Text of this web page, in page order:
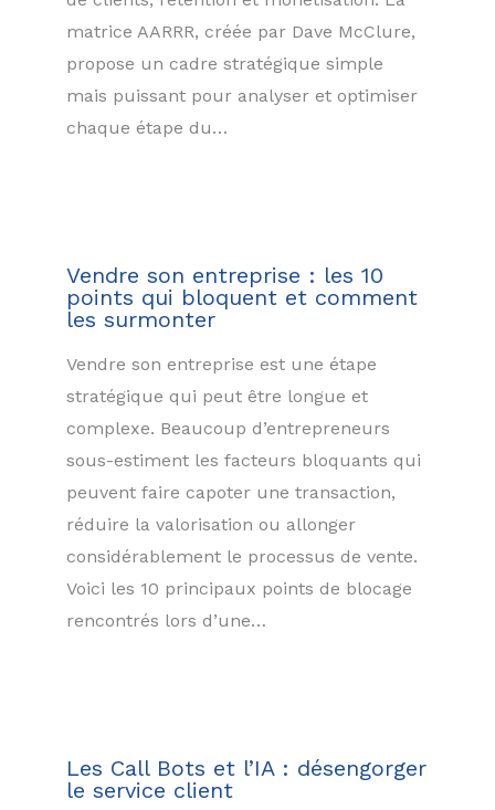
matrice AARRR, créée par Dave McClure,
propose un cadre stratégique simple
mais puissant pour analyser et optimiser
chaque étape du…
Vendre son entreprise : les 10
points qui bloquent et comment
les surmonter
Vendre son entreprise est une étape
stratégique qui peut être longue et
complexe. Beaucoup d’entrepreneurs
sous-estiment les facteurs bloquants qui
peuvent faire capoter une transaction,
réduire la valorisation ou allonger
considérablement le processus de vente.
Voici les 10 principaux points de blocage
rencontrés lors d’une…
Les Call Bots et l’IA : désengorger
le service client